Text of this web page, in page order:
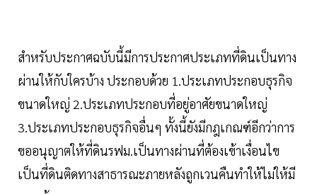
สำหรับประกาศฉบับนี้มีการประกาศประเภทที่ดินเป็นทาง
ผ่านให้กับใครบ้าง ประกอบด้วย 1.ประเภทประกอบธุรกิจ
ขนาดใหญ่ 2.ประเภทประกอบที่อยู่อาศัยขนาดใหญ่
3.ประเภทประกอบธุรกิจอื่นๆ ทั้งนี้ยังมีกฎเกณฑ์อีกว่าการ
ขออนุญาตให้ที่ดินรฟม.เป็นทางผ่านที่ต้องเข้าเงื่อนไข
เป็นที่ดินติดทางสาธารณะภายหลังถูกเวนคืนทำให้ไม่ให้มี